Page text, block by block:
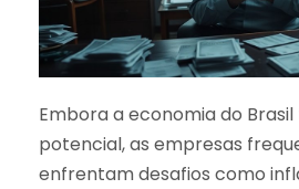
Embora a economia do
potencial, as empresas
enfrentam desafios como